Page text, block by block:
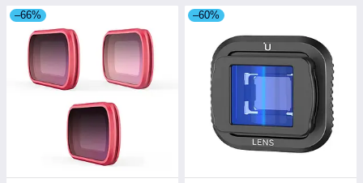
–66% –60%